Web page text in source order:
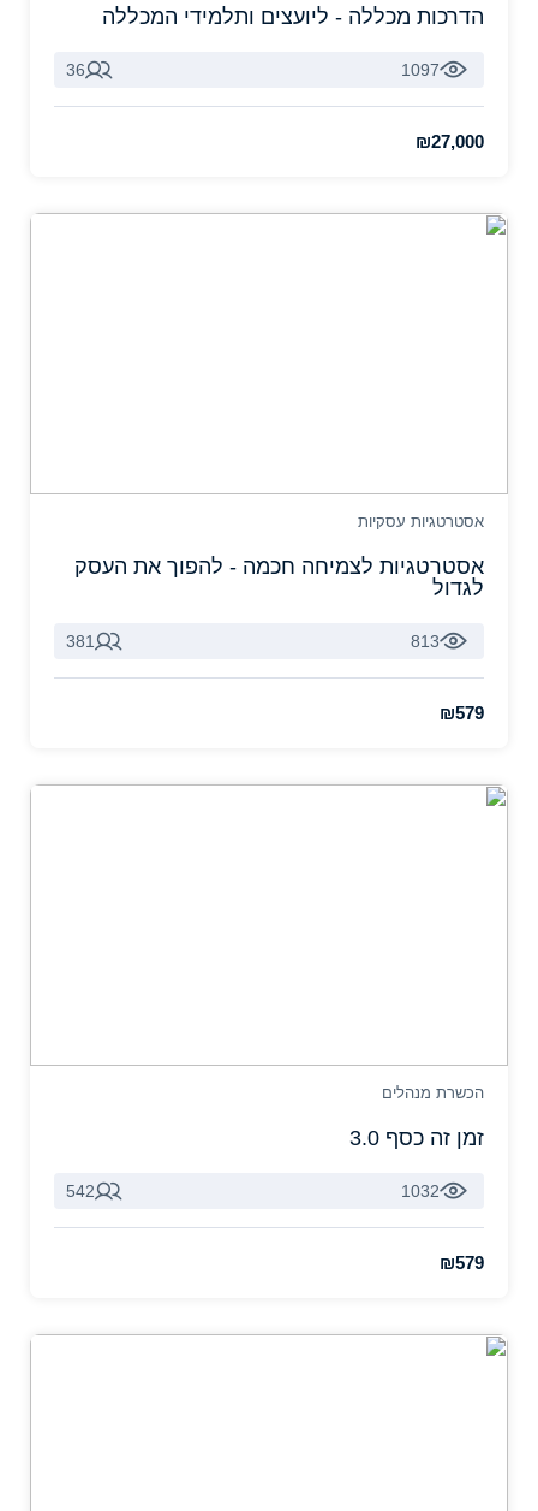
הדרכות מכללה - ליועצים ותלמידי המכללה
1097
36
₪27,000
אסטרטגיות עסקיות
אסטרטגיות לצמיחה חכמה - להפוך את העסק
לגדול
813
381
₪579
הכשרת מנהלים
זמן זה כסף 3.0
1032
542
₪579